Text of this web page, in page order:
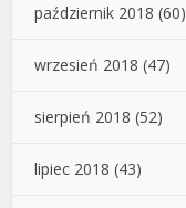
październik 2018 (60)
wrzesień 2018 (47)
sierpień 2018 (52)
lipiec 2018 (43)